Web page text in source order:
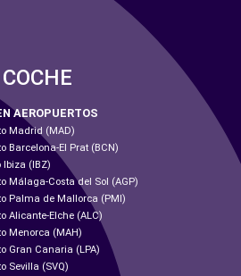
AEROPUERTOS
Madrid (MAD)
Barcelona-El Prat (BCN)
Ibiza (IBZ)
Málaga-Costa del Sol (AGP)
Palma de Mallorca (PMI)
Alicante-Elche (ALC)
Menorca (MAH)
Gran Canaria (LPA)
Sevilla (SVQ)